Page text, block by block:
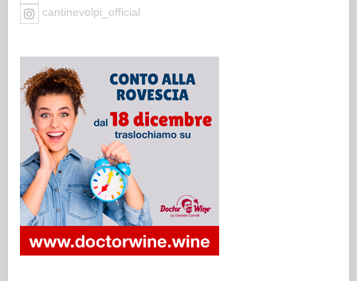
cantinevolpi_official